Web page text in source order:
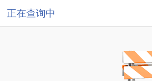
正在查询中